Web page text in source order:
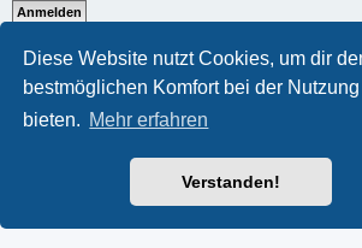
Diese Website nutzt Cookies, um dir
bestmöglichen Komfort bei der Nutzung
bieten. Mehr erfahren
Verstanden!
Foren-Übersicht
Deutsche Übersetzung durch